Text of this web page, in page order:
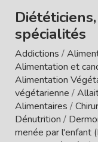
spécialités
Addictions /
Alimentation et
Alimentation
végétarienne /
Alimentaires /
Dénutrition /
menée par l'enfant